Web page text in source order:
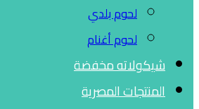
لحوم بلدي
لحوم أغنام
شيكولاته مخفضة
المنتجات المصرية